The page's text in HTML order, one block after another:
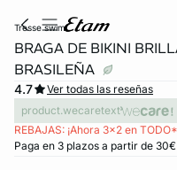
tresse swim
BRAGA DE BIKINI
BRASILEÑA
4.7
Ver todas las reseñas
product.wecaretext
REBAJAS: ¡Ahora 3x2 en
Paga en 3 plazos a partir de